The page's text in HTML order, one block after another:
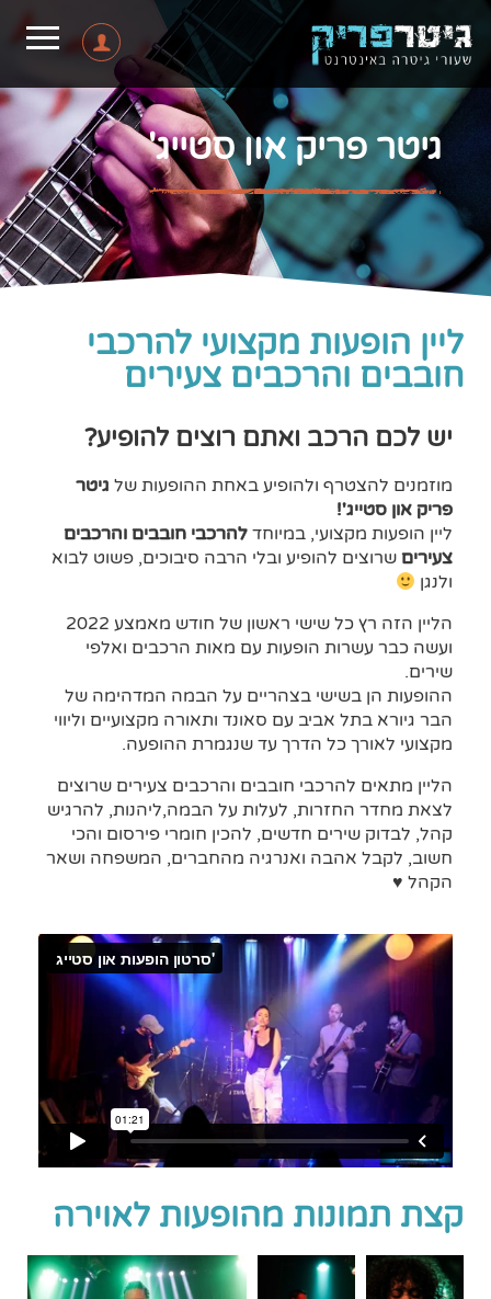
גיטר פריק און סטייג'
ליין הופעות מקצועי להרכבי
חובבים והרכבים צעירים
יש לכם הרכב ואתם רוצים להופיע?
מוזמנים להצטרף ולהופיע באחת ההופעות של גיטר
פריק און סטייג'!
ליין הופעות מקצועי, במיוחד להרכבי חובבים והרכבים
צעירים שרוצים להופיע ובלי הרבה סיבוכים, פשוט לבוא
ולנגן
הליין הזה רץ כל שישי ראשון של חודש מאמצע 2022
ועשה כבר עשרות הופעות עם מאות הרכבים ואלפי
שירים.
ההופעות הן בשישי בצהריים על הבמה המדהימה של
הבר גיורא בתל אביב עם סאונד ותאורה מקצועיים וליווי
מקצועי לאורך כל הדרך עד שנגמרת ההופעה.
הליין מתאים להרכבי חובבים והרכבים צעירים שרוצים
לצאת מחדר החזרות, לעלות על הבמה,ליהנות, להרגיש
קהל, לבדוק שירים חדשים, להכין חומרי פירסום והכי
חשוב, לקבל אהבה ואנרגיה מהחברים, המשפחה ושאר
הקהל ♥️
קצת תמונות מהופעות לאוירה